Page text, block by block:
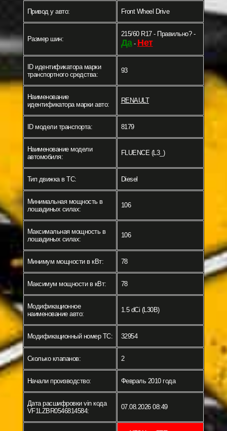
Привод у авто: Front Wheel Drive
Размер шин:
215/60 R17 - Правильно? -
Да- Нет
ID идентификатора марки
транспортного средства:
93
Наименование
идентификатора марки авто:
RENAULT
ID модели транспорта: 8179
Наименование модели
автомобиля:
FLUENCE (L3_)
Тип движка в ТС: Diesel
Минимальная мощность в
лошадиных силах:
106
Максимальная мощность в
лошадиных силах:
106
Минимум мощности в кВт: 78
Максимум мощности в кВт: 78
Модификационное
наименование авто:
1.5 dCi (L30B)
Модификационный номер ТС: 32954
Сколько клапанов: 2
Начали производство: Февраль 2010 года
Дата расшифровки vin кода
VF1LZBR0546814584:
07.08.2026 08:49